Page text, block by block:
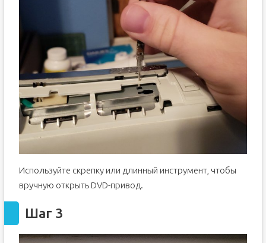
Используйте скрепку или длинный инструмент, чтобы
вручную открыть DVD-привод.
Шаг 3